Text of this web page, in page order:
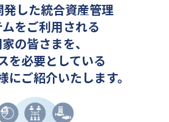
発した統合資産管理
をご利用される
の皆さまを、
を必要としている
にご紹介いたします。